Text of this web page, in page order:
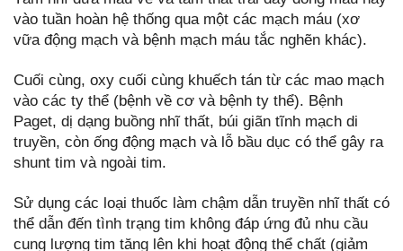
vào tuần hoàn hệ thống qua một các mạch máu (xơ
vữa động mạch và bệnh mạch máu tắc nghẽn khác).
Cuối cùng, oxy cuối cùng khuếch tán từ các mao mạch
vào các ty thể (bệnh về cơ và bệnh ty thể). Bệnh
Paget, dị dạng buồng nhĩ thất, búi giãn tĩnh mạch di
truyền, còn ống động mạch và lỗ bầu dục có thể gây ra
shunt tim và ngoài tim.
Sử dụng các loại thuốc làm chậm dẫn truyền nhĩ thất có
thể dẫn đến tình trạng tim không đáp ứng đủ nhu cầu
cung lượng tim tăng lên khi hoạt động thể chất (giảm